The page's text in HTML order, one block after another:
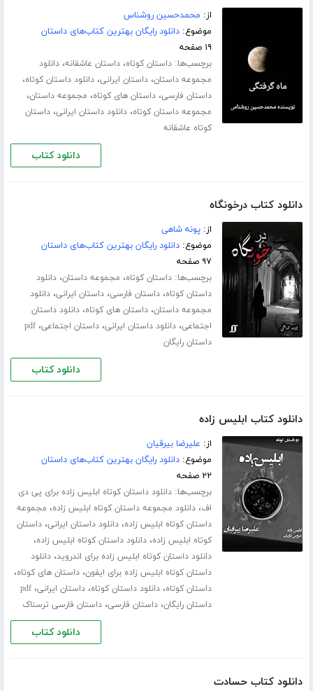
از: محمدحسین روشناس
موضوع:دانلود رایگان بهترین کتاب‌های داستان
۱۹ صفحه
برچسب‌ها:داستان کوتاه،داستان عاشقانه،دانلود
مجموعه داستان،داستان ایرانی،دانلود داستان کوتاه،
داستان فارسی،داستان های کوتاه، مجموعه داستان،
مجموعه داستان کوتاه،دانلود داستان ایرانی،داستان
کوتاه عاشقانه
دانلود کتاب
دانلود کتاب درخونگاه
از:پونه شاهی
موضوع:دانلود رایگان بهترین کتاب‌های داستان
۹۷ صفحه
برچسب‌ها:داستان کوتاه، مجموعه داستان،دانلود
داستان کوتاه،داستان فارسی،داستان ایرانی،دانلود
مجموعه داستان،داستان های کوتاه،دانلود داستان
اجتماعی،دانلود داستان ایرانی،داستان اجتماعی،pdf
داستان رایگان
دانلود کتاب
دانلود کتاب ابلیس زاده
از: علیرضا بیرقیان
موضوع:دانلود رایگان بهترین کتاب‌های داستان
۲۲ صفحه
برچسب‌ها:دانلود داستان کوتاه ابلیس زاده برای پی دی
اف،دانلود مجموعه داستان کوتاه ابلیس زاده، مجموعه
داستان کوتاه ابلیس زاده،دانلود داستان ایرانی،داستان
کوتاه ابلیس زاده،دانلود داستان کوتاه ابلیس زاده،
دانلود داستان کوتاه ابلیس زاده برای اندروید،دانلود
داستان کوتاه ابلیس زاده برای ایفون،داستان های کوتاه،
داستان کوتاه،دانلود داستان کوتاه،داستان ایرانی،pdf
داستان رایگان،داستان فارسی،داستان فارسی ترسناک
دانلود کتاب
دانلود کتاب حسادت